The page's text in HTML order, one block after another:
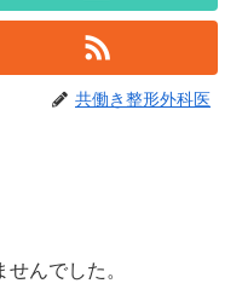
共働き整形外科医
んでした。